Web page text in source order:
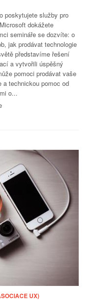
poskytujete služby pro
dokážete
semináře se dozvíte: o
jak prodávat technologie
představíme řešení
a vytvořili úspěšný
pomoci prodávat vaše
technickou pomoc od
o...
UX)